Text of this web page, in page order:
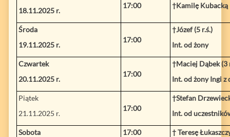
18.11.2025 r.
17:00 †Kamilę Kubacką
Środa
19.11.2025 r.
17:00
†Józef (5 r.ś.)
Int. od żony
Czwartek
20.11.2025 r.
17:00
†Maciej Dąbek (3
Int. od żony Ingi z
Piątek
21.11.2025 r.
17:00
†Stefan
Int. od
Sobota
17:00
† Teresę